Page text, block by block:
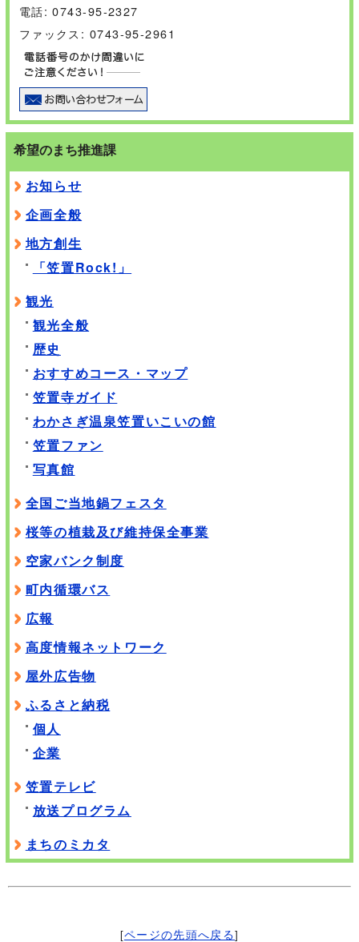
電話: 0743-95-2327
ファックス: 0743-95-2961
希望のまち推進課
お知らせ
企画全般
地方創生
「笠置Rock!」
観光
観光全般
歴史
おすすめコース・マップ
笠置寺ガイド
わかさぎ温泉笠置いこいの館
笠置ファン
写真館
全国ご当地鍋フェスタ
桜等の植栽及び維持保全事業
空家バンク制度
町内循環バス
広報
高度情報ネットワーク
屋外広告物
ふるさと納税
個人
企業
笠置テレビ
放送プログラム
まちのミカタ
[ページの先頭へ戻る]